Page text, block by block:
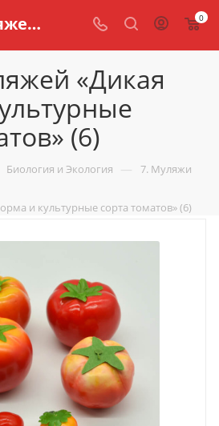
Набор муляжей «Дикая форма и культурные сорта томатов» (6) купить по доступной цене в интернет магазине schools.ru 0
«Дикая
(6)
Биология и Экология — 7. Муляжи
и культурные сорта томатов» (6)